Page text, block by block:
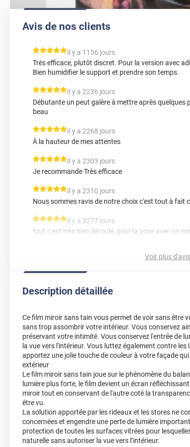
Avis de nos clients
*****
Il y a 1156 jours
Très efficace, plutôt discret. Pour la version avec
Bien humidifier le support et prendre son temps.
*****
Il y a 2236 jours
Débutante un peut galère à mettre après quelques
beau
*****
Il y a 2268 jours
À la hauteur de mes attentes
*****
Il y a 2303 jours
Je recommande Très efficace
*****
Il y a 2310 jours
Nous sommes ravis de notre choix c'est tout à fait
*****
Il y a 3277 jours
tout c est très bien déroulé, pour la pose avec un
bien le produit correspond à mes attentes
*****
Il y a 1478 jours
autant de temps à le poser
Voir plus d'avis
Description détaillée
Ce film miroir sans tain vous permet de voir sans être
sans trop assombrir votre intérieur. Vous conservez
préservant votre intimité. Vous conservez l'entrée de
la vue vers l'intérieur. Vous luttez également contre les
apportez une jolie touche de couleur à votre façade
extérieur
Le film miroir sans tain joue sur le phénomène du
lumière plus forte, le film devient un écran
miroir tout en conservant de l'autre coté la
être vu.
La solution apportée par les rideaux et les stores ne
concernées et engendre une perte de lumière
protection de toutes les surfaces vitrées pour
naturelle sans autoriser la vue vers l’intérieur.